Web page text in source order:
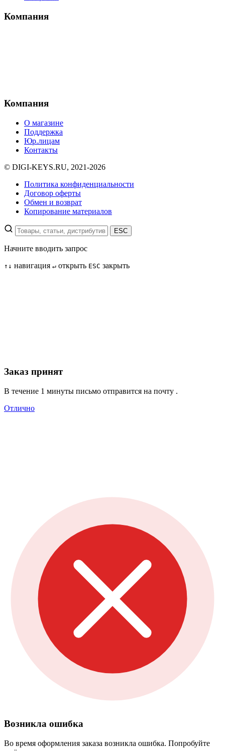
Компания
Компания
О магазине
Поддержка
Юр.лицам
Контакты
© DIGI-KEYS.RU, 2021-2026
Политика конфиденциальности
Договор оферты
Обмен и возврат
Копирование материалов
ESC
Начните вводить запрос
↑ ↓ навигация ↵ открыть ESC закрыть
Заказ принят
В течение 1 минуты письмо отправится на почту .
Отлично
Возникла ошибка
Во время оформления заказа возникла ошибка. Попробуйте